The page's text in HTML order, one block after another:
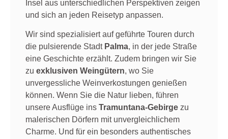
Insel aus unterschiedlichen Perspektiven zeigen
und sich an jeden Reisetyp anpassen.
Wir sind spezialisiert auf geführte Touren durch
die pulsierende Stadt Palma, in der jede Straße
eine Geschichte erzählt. Zudem bringen wir Sie
zu exklusiven Weingütern, wo Sie
unvergessliche Weinverkostungen genießen
können. Wenn Sie die Natur lieben, führen
unsere Ausflüge ins Tramuntana-Gebirge zu
malerischen Dörfern mit unvergleichlichem
Charme. Und für ein besonders authentisches